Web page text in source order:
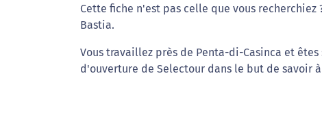
Cette fiche n'est pas celle que vous
Bastia.
Vous travaillez près de Penta-di-Casinca et
d'ouverture de Selectour dans le but de savoir